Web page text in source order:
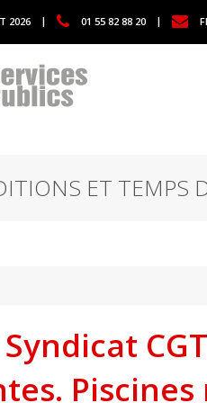
2026 | 01 55 82 88 20 |
ET TEMPS
Syndicat